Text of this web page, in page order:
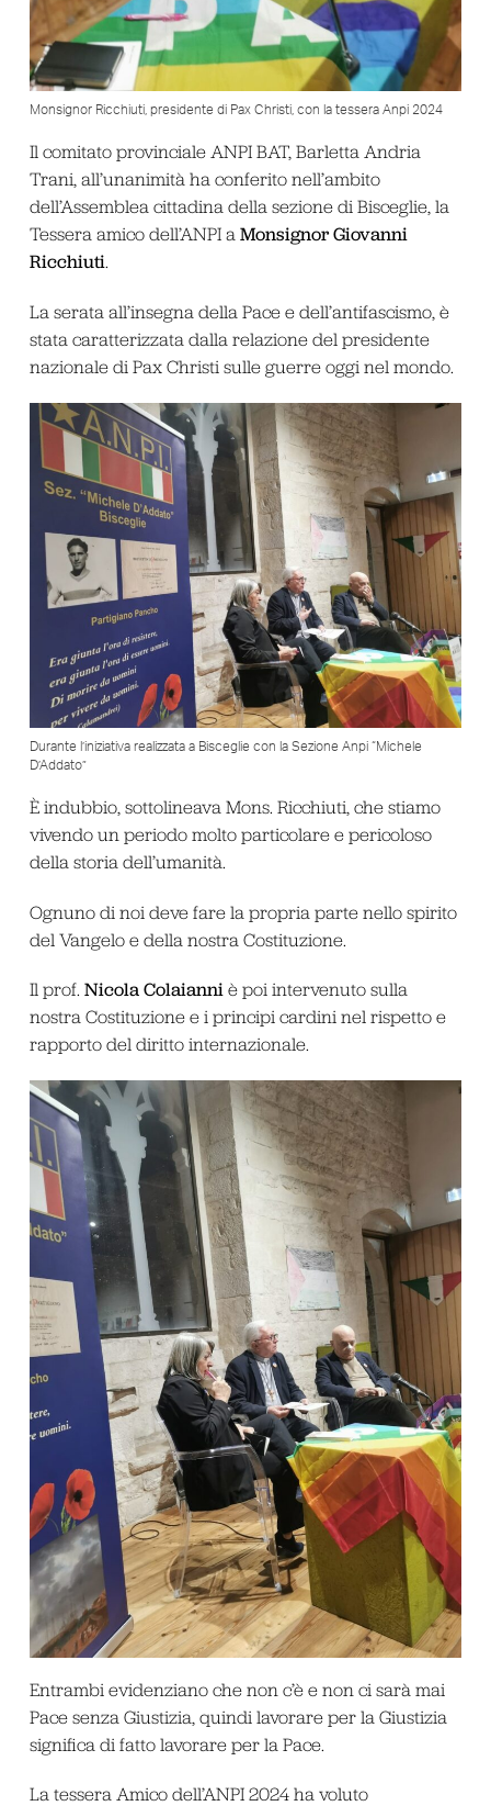
Monsignor Ricchiuti, presidente di Pax Christi, con la tessera Anpi 2024
Il comitato provinciale ANPI BAT, Barletta Andria
Trani, all’unanimità ha conferito nell’ambito
dell’Assemblea cittadina della sezione di Bisceglie, la
Tessera amico dell’ANPI a Monsignor Giovanni
Ricchiuti.
La serata all’insegna della Pace e dell’antifascismo, è
stata caratterizzata dalla relazione del presidente
nazionale di Pax Christi sulle guerre oggi nel mondo.
Durante l’iniziativa realizzata a Bisceglie con la Sezione Anpi “Michele
D’Addato”
È indubbio, sottolineava Mons. Ricchiuti, che stiamo
vivendo un periodo molto particolare e pericoloso
della storia dell’umanità.
Ognuno di noi deve fare la propria parte nello spirito
del Vangelo e della nostra Costituzione.
Il prof. Nicola Colaianni è poi intervenuto sulla
nostra Costituzione e i principi cardini nel rispetto e
rapporto del diritto internazionale.
Entrambi evidenziano che non c’è e non ci sarà mai
Pace senza Giustizia, quindi lavorare per la Giustizia
significa di fatto lavorare per la Pace.
La tessera Amico dell’ANPI 2024 ha voluto